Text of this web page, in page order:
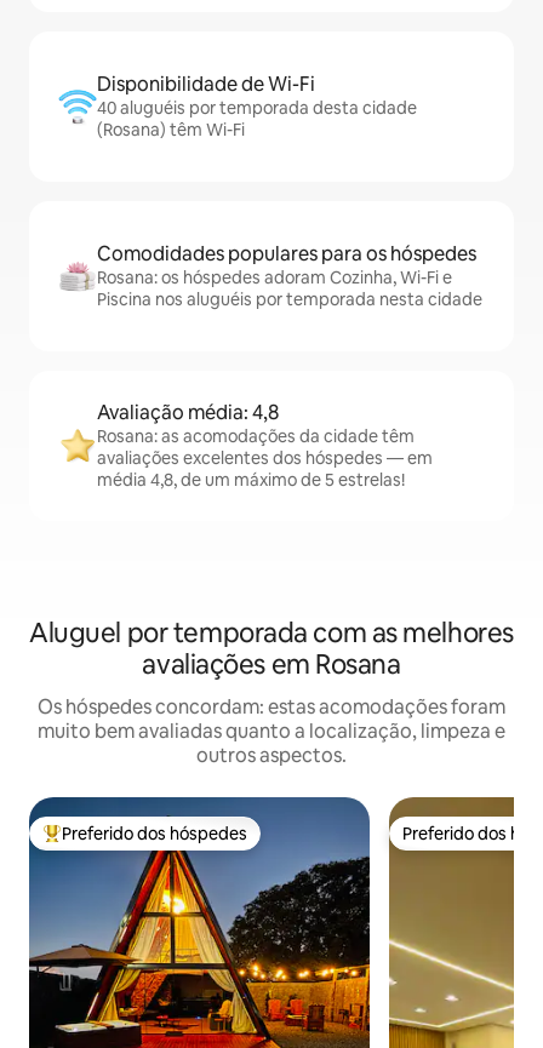
Disponibilidade de Wi-Fi
40 aluguéis por temporada desta cidade
(Rosana) têm Wi-Fi
Comodidades populares para os hóspedes
Rosana: os hóspedes adoram Cozinha, Wi-Fi e
Piscina nos aluguéis por temporada nesta cidade
Avaliação média: 4,8
Rosana: as acomodações da cidade têm
avaliações excelentes dos hóspedes — em
média 4,8, de um máximo de 5 estrelas!
Aluguel por temporada com as melhores
avaliações em Rosana
Os hóspedes concordam: estas acomodações foram
muito bem avaliadas quanto a localização, limpeza e
outros aspectos.
Entre os melhores preferidos dos hóspedes
Preferido dos hóspedes Preferido dos
Preferido dos